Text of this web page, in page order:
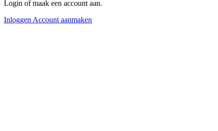
Login of maak een account aan.
Inloggen Account aanmaken